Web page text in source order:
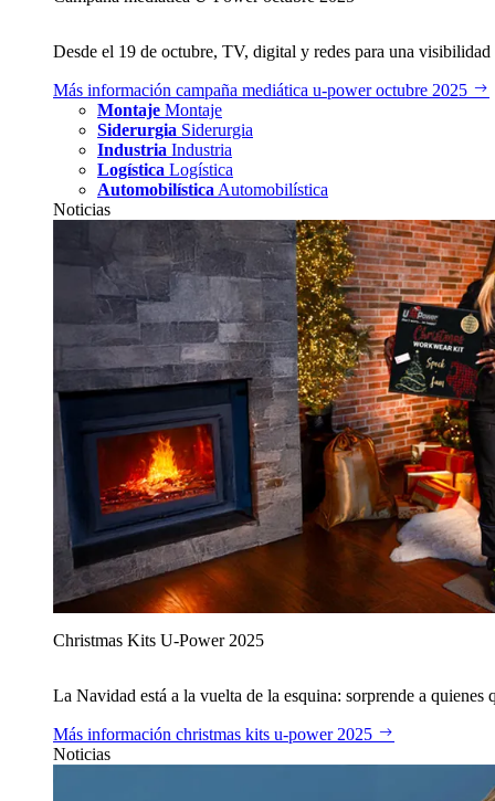
Desde el 19 de octubre, TV, digital y redes para una
Más información campaña mediática u‑power octubre 2025
Montaje Montaje
Siderurgia Siderurgia
Industria Industria
Logística Logística
Automobilística Automobilística
Noticias
Christmas Kits U‑Power 2025
La Navidad está a la vuelta de la esquina: sorprende a
Más información christmas kits u‑power 2025
Noticias